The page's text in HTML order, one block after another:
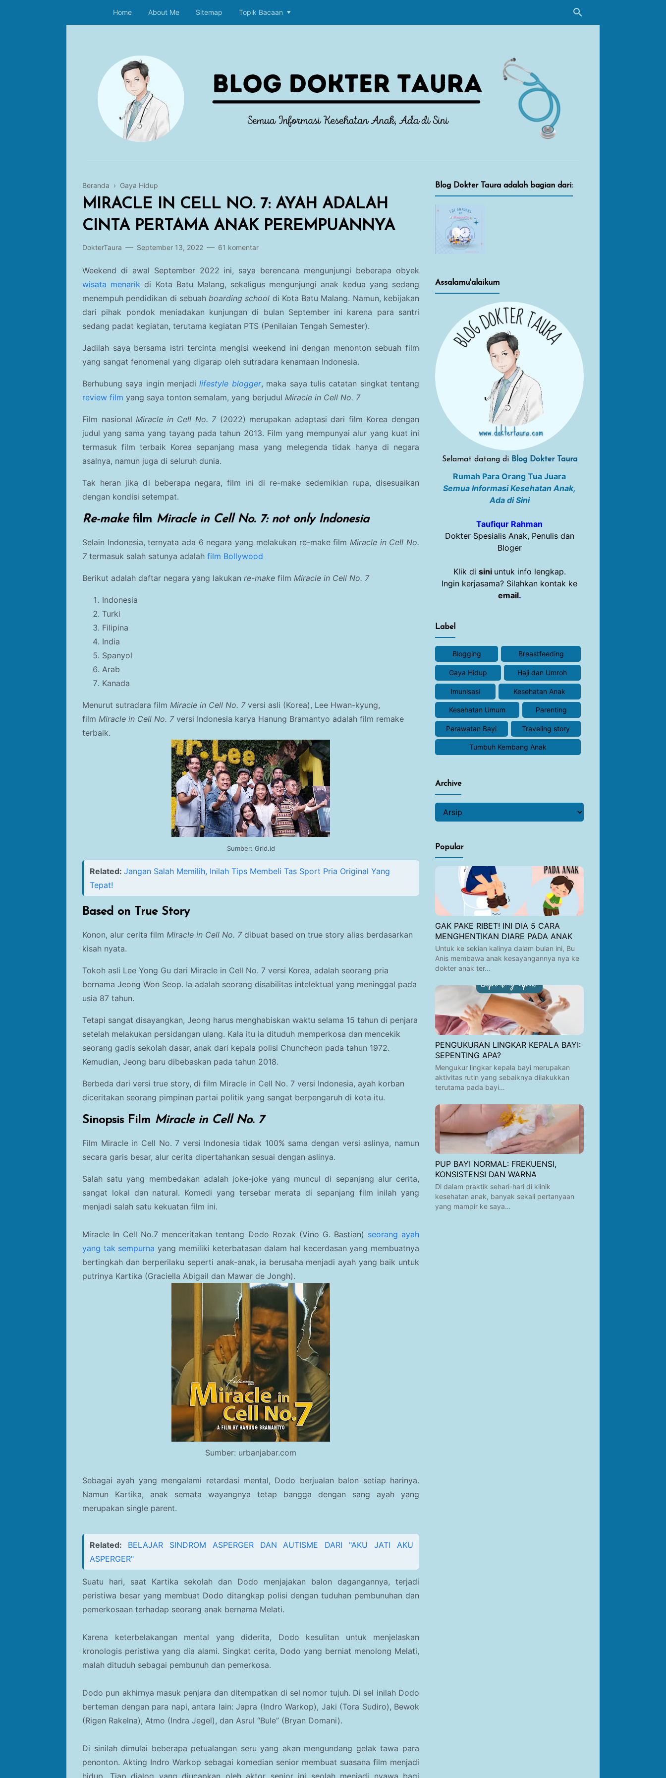
Home About Me Sitemap Topik Bacaan
Beranda › Gaya Hidup
MIRACLE IN CELL NO. 7: AYAH ADALAH
CINTA PERTAMA ANAK PEREMPUANNYA
DokterTaura September 13, 2022 61 komentar
Weekend di awal September 2022 ini, saya berencana mengunjungi beberapa obyek
wisata menarik di Kota Batu Malang, sekaligus mengunjungi anak kedua yang sedang
menempuh pendidikan di sebuahboarding school di Kota Batu Malang. Namun, kebijakan
dari pihak pondok meniadakan kunjungan di bulan September ini karena para santri
sedang padat kegiatan, terutama kegiatan PTS (Penilaian Tengah Semester).
Jadilah saya bersama istri tercinta mengisi weekend ini dengan menonton sebuah film
yang sangat fenomenal yang digarap oleh sutradara kenamaan Indonesia.
Berhubung saya ingin menjadilifestyle blogger, maka saya tulis catatan singkat tentang
review film yang saya tonton semalam, yang berjudul Miracle in Cell No. 7
Film nasionalMiracle in Cell No. 7 (2022) merupakan adaptasi dari film Korea dengan
judul yang sama yang tayang pada tahun 2013. Film yang mempunyai alur yang kuat ini
termasuk film terbaik Korea sepanjang masa yang melegenda tidak hanya di negara
asalnya, namun juga di seluruh dunia.
Tak heran jika di beberapa negara, film ini di re-make sedemikian rupa, disesuaikan
dengan kondisi setempat.
Re-makefilm Miracle in Cell No. 7: not only Indonesia
Selain Indonesia, ternyata ada 6 negara yang melakukan re-make film Miracle in Cell No.
7 termasuk salah satunya adalah film Bollywood
Berikut adalah daftar negara yang lakukan re-make film Miracle in Cell No. 7
Indonesia
Turki
Filipina
India
Spanyol
Arab
Kanada
Menurut sutradara film Miracle in Cell No. 7 versi asli (Korea), Lee Hwan-kyung,
film Miracle in Cell No. 7 versi Indonesia karya Hanung Bramantyo adalah film remake
terbaik.
Sumber: Grid.id
Related: Jangan Salah Memilih, Inilah Tips Membeli Tas Sport Pria Original Yang
Tepat!
Based on True Story
Konon, alur cerita film Miracle in Cell No. 7 dibuat based on true story alias berdasarkan
kisah nyata.
Tokoh asli Lee Yong Gu dari Miracle in Cell No. 7 versi Korea, adalah seorang pria
bernama Jeong Won Seop. Ia adalah seorang disabilitas intelektual yang meninggal pada
usia 87 tahun.
Tetapi sangat disayangkan, Jeong harus menghabiskan waktu selama 15 tahun di penjara
setelah melakukan persidangan ulang. Kala itu ia dituduh memperkosa dan mencekik
seorang gadis sekolah dasar, anak dari kepala polisi Chuncheon pada tahun 1972.
Kemudian, Jeong baru dibebaskan pada tahun 2018.
Berbeda dari versi true story, di film Miracle in Cell No. 7 versi Indonesia, ayah korban
diceritakan seorang pimpinan partai politik yang sangat berpengaruh di kota itu.
Sinopsis Film Miracle in Cell No. 7
Film Miracle in Cell No. 7 versi Indonesia tidak 100% sama dengan versi aslinya, namun
secara garis besar, alur cerita dipertahankan sesuai dengan aslinya.
Salah satu yang membedakan adalah joke-joke yang muncul di sepanjang alur cerita,
sangat lokal dan natural. Komedi yang tersebar merata di sepanjang film inilah yang
menjadi salah satu kekuatan film ini.
Miracle In Cell No.7 menceritakan tentang Dodo Rozak (Vino G. Bastian) seorang ayah
yang tak sempurna yang memiliki keterbatasan dalam hal kecerdasan yang membuatnya
bertingkah dan berperilaku seperti anak-anak, ia berusaha menjadi ayah yang baik untuk
putrinya Kartika (Graciella Abigail dan Mawar de Jongh).
Sumber: urbanjabar.com
Sebagai ayah yang mengalami retardasi mental, Dodo berjualan balon setiap harinya.
Namun Kartika, anak semata wayangnya tetap bangga dengan sang ayah yang
merupakan single parent.
Related: BELAJAR SINDROM ASPERGER DAN AUTISME DARI "AKU JATI AKU
ASPERGER"
Suatu hari, saat Kartika sekolah dan Dodo menjajakan balon dagangannya, terjadi
peristiwa besar yang membuat Dodo ditangkap polisi dengan tuduhan pembunuhan dan
pemerkosaan terhadap seorang anak bernama Melati.
Karena keterbelakangan mental yang diderita, Dodo kesulitan untuk menjelaskan
kronologis peristiwa yang dia alami. Singkat cerita, Dodo yang berniat menolong Melati,
malah dituduh sebagai pembunuh dan pemerkosa.
Dodo pun akhirnya masuk penjara dan ditempatkan di sel nomor tujuh. Di sel inilah Dodo
berteman dengan para napi, antara lain: Japra (Indro Warkop), Jaki (Tora Sudiro), Bewok
(Rigen Rakelna), Atmo (Indra Jegel), dan Asrul “Bule” (Bryan Domani).
Di sinilah dimulai beberapa petualangan seru yang akan mengundang gelak tawa para
penonton. Akting Indro Warkop sebagai komedian senior membuat suasana film menjadi
hidup. Tiap dialog yang diucapkan oleh aktor senior ini seolah menjadi nyawa bagi
Blog Dokter Taura adalah bagian dari:
Assalamu'alaikum
Selamat datang di Blog Dokter Taura
Rumah Para Orang Tua Juara
Semua Informasi Kesehatan Anak,
Ada di Sini
Taufiqur Rahman
Dokter Spesialis Anak, Penulis dan
Bloger
Klik di sini untuk info lengkap.
Ingin kerjasama? Silahkan kontak ke
email.
Label
Blogging Breastfeeding
Gaya Hidup Haji dan Umroh
Imunisasi Kesehatan Anak
Kesehatan Umum Parenting
Perawatan Bayi Traveling story
Tumbuh Kembang Anak
Archive
Popular
GAK PAKE RIBET! INI DIA 5 CARA
MENGHENTIKAN DIARE PADA ANAK
Untuk ke sekian kalinya dalam bulan ini, Bu
Anis membawa anak kesayangannya nya ke
dokter anak ter…
PENGUKURAN LINGKAR KEPALA BAYI:
SEPENTING APA?
Mengukur lingkar kepala bayi merupakan
aktivitas rutin yang sebaiknya dilakukkan
terutama pada bayi…
PUP BAYI NORMAL: FREKUENSI,
KONSISTENSI DAN WARNA
Di dalam praktik sehari-hari di klinik
kesehatan anak, banyak sekali pertanyaan
yang mampir ke saya…